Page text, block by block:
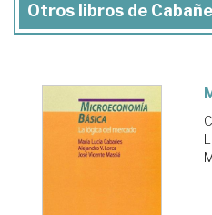
Otros libros de